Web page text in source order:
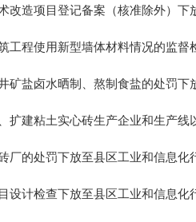
造项目登记备案（核准除外）下
程使用新型墙体材料情况的监督
盐卤水晒制、熬制食盐的处罚下
建粘土实心砖生产企业和生产线
的处罚下放至县区工业和信息化
计检查下放至县区工业和信息化